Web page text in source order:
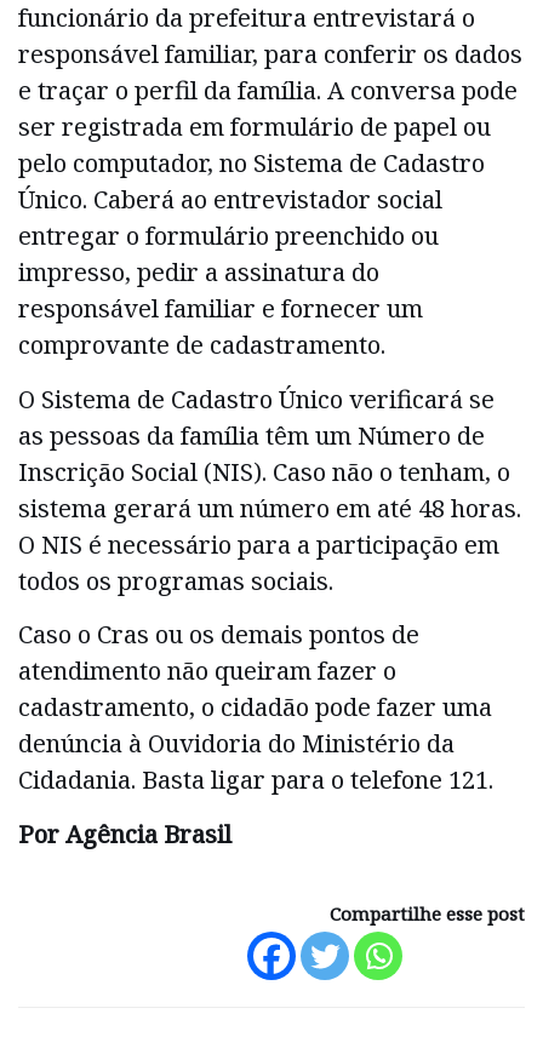
funcionário da prefeitura entrevistará o
responsável familiar, para conferir os dados
e traçar o perfil da família. A conversa pode
ser registrada em formulário de papel ou
pelo computador, no Sistema de Cadastro
Único. Caberá ao entrevistador social
entregar o formulário preenchido ou
impresso, pedir a assinatura do
responsável familiar e fornecer um
comprovante de cadastramento.
O Sistema de Cadastro Único verificará se
as pessoas da família têm um Número de
Inscrição Social (NIS). Caso não o tenham, o
sistema gerará um número em até 48 horas.
O NIS é necessário para a participação em
todos os programas sociais.
Caso o Cras ou os demais pontos de
atendimento não queiram fazer o
cadastramento, o cidadão pode fazer uma
denúncia à Ouvidoria do Ministério da
Cidadania. Basta ligar para o telefone 121.
Por Agência Brasil
Compartilhe esse post